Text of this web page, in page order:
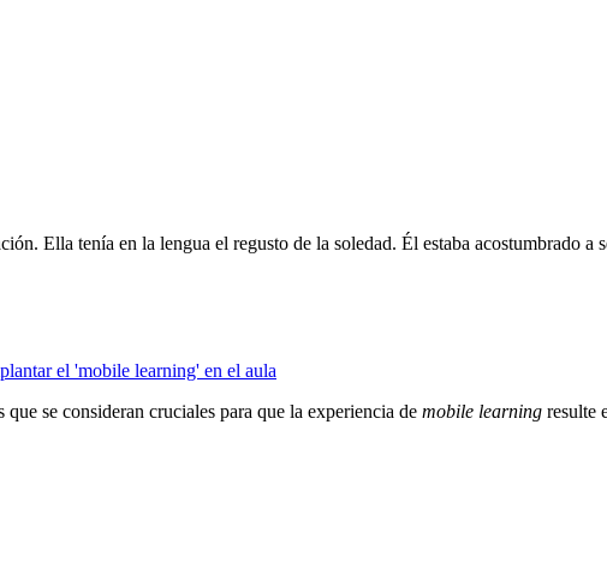
Ella tenía en la lengua el regusto de la soledad. Él estaba acostumbrado
el 'mobile learning' en el aula
se consideran cruciales para que la experiencia de mobile learning resulte